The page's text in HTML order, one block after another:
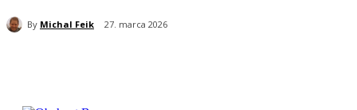
By Michal Feik 27. marca 2026